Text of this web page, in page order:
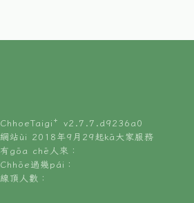
ChhoeTaigi⁺ v2.7.7.d9236a0
網站ùi 2018年9月29起kā大家服務
有gōa chē人來：
Chhōe過幾pái：
線頂人數：